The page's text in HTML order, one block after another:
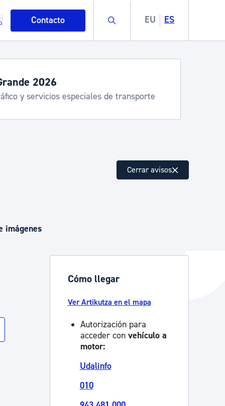
Contacto Buscar EU ES
y convivencia
de verano
Kirola, Donostia Kultura, San Telmo,
Turismo
Cerrar avisos
imágenes
Cómo llegar
Ver Artikutza en el mapa
Autorización para
acceder convehículo a
motor:
Udalinfo
010